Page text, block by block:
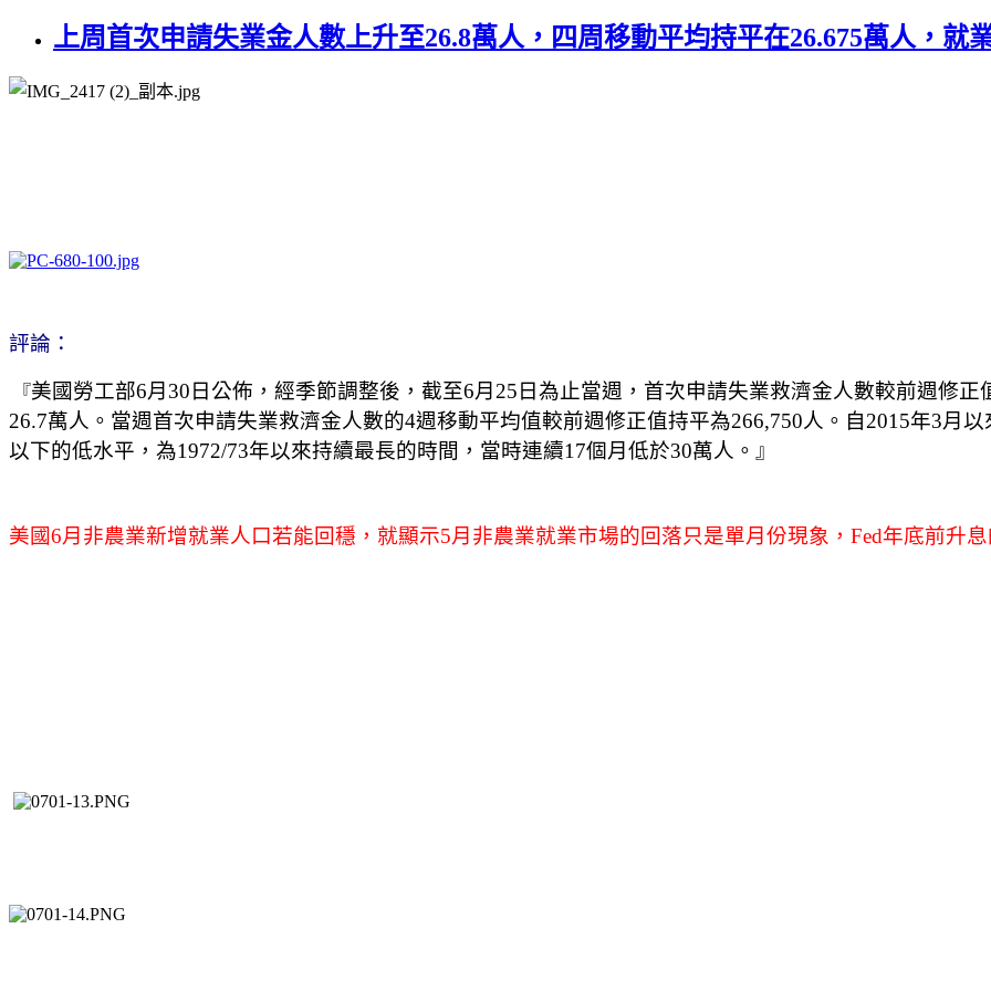
上周首次申請失業金人數上升至26.8萬人，四周移動平均持平在26.675萬人，就
評論：
『美國勞工部6月30日公佈，經季節調整後，截至6月25日為止當週，首次申請失業救濟金人數較前週修
26.7萬人。當週首次申請失業救濟金人數的4週移動平均值較前週修正值持平為266,750人。自2015年3月
以下的低水平，為1972/73年以來持續最長的時間，當時連續17個月低於30萬人。』
美國6月非農業新增就業人口若能回穩，就顯示5月非農業就業市場的回落只是單月份現象，Fed年底前升